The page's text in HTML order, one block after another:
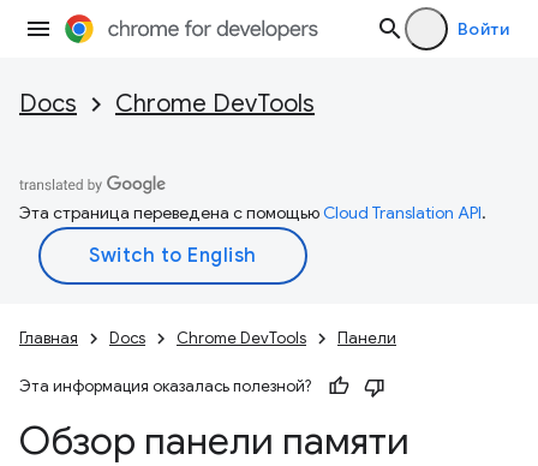
Войти
Docs Chrome DevTools
Эта страница переведена с помощьюCloud Translation API.
Главная Docs Chrome DevTools Панели
Эта информация оказалась полезной?
Обзор панели памяти